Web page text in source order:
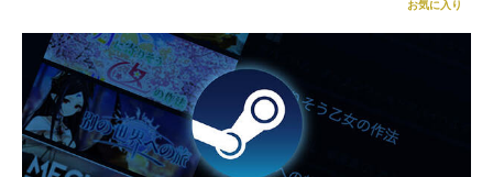
お気に入り